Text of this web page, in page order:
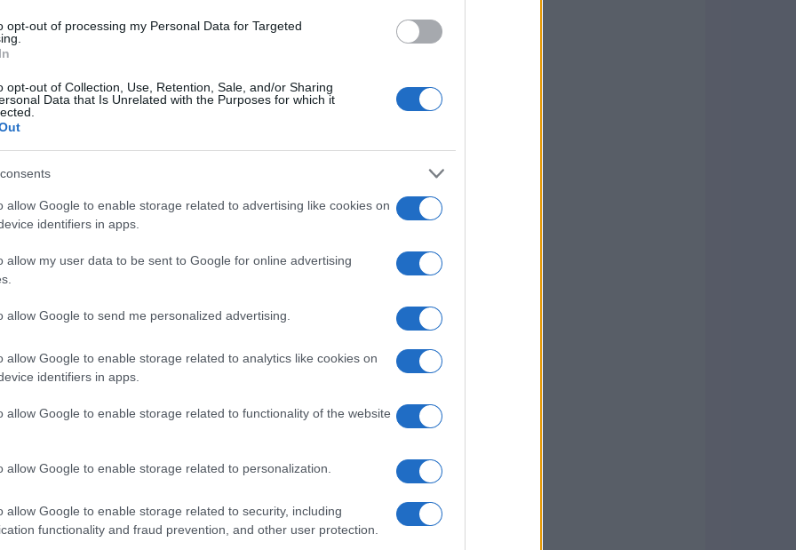
opt-out of processing my Personal Data for Targeted
opt-out of Collection, Use, Retention, Sale, and/or Sharing
Data that Is Unrelated with the Purposes for which it
allow Google to enable storage related to advertising like cookies on
identifiers in apps.
allow my user data to be sent to Google for online advertising
allow Google to send me personalized advertising.
allow Google to enable storage related to analytics like cookies on
identifiers in apps.
allow Google to enable storage related to functionality of the website
allow Google to enable storage related to personalization.
allow Google to enable storage related to security, including
functionality and fraud prevention, and other user protection.
sono necessari alcuni materiali basilari:
dei giocatori.
ospitare tutti i partecipanti.
tutti i giocatori attorno a un tavolo. È
assicurandosi che ce ne sia uno in meno
scegliere un
le carte. Ogni giocatore riceverà quattro
dal mazzo rimanente, tenendola per un
Ogni giocatore, a turno, prenderà la carta
una carta al giocatore a sinistra. Questa
e simultaneo, mantenendo un ritmo elevato.